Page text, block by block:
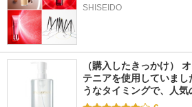
SHISEIDO
（購入したきっかけ）
テニアを使用していま
うなタイミングで、人